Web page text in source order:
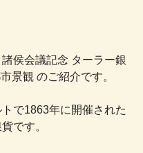
侯会議記念 ターラー銀
景観 のご紹介です。
で1863年に開催された
です。